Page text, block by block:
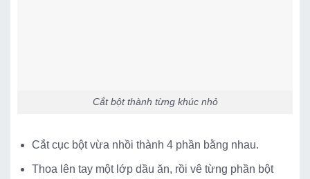
Cắt bột thành từng khúc nhỏ
Cắt cục bột vừa nhồi thành 4 phần bằng nhau.
Thoa lên tay một lớp dầu ăn, rồi vê từng phần bột